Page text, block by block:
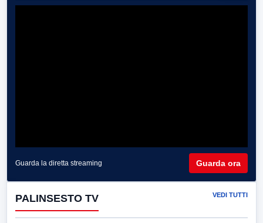
Guarda la diretta streaming Guarda ora
PALINSESTO TV VEDI TUTTI